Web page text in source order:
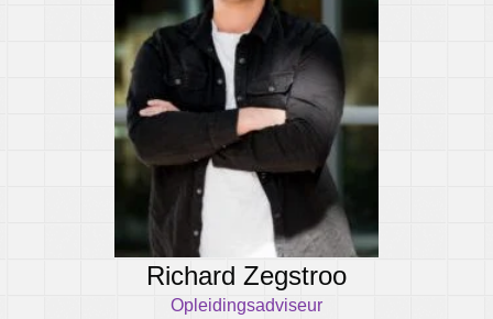
Richard Zegstroo
Opleidingsadviseur